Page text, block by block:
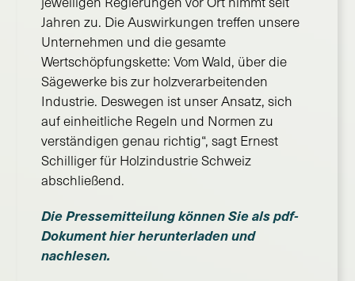
Jahren zu. Die Auswirkungen treffen unsere
Unternehmen und die gesamte
Wertschöpfungskette: Vom Wald, über die
Sägewerke bis zur holzverarbeitenden
Industrie. Deswegen ist unser Ansatz, sich
auf einheitliche Regeln und Normen zu
verständigen genau richtig“, sagt Ernest
Schilliger für Holzindustrie Schweiz
abschließend.
Die Pressemitteilung können Sie als pdf-
Dokument hier herunterladen und
nachlesen.